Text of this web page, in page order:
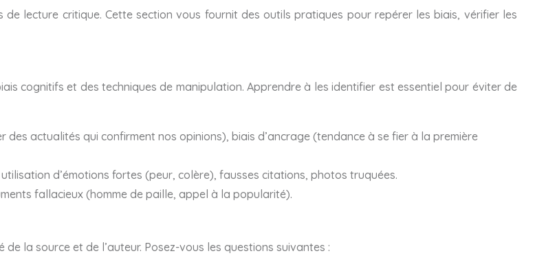
lecture critique. Cette section vous fournit des outils pratiques pour repérer les biais, vérifier les
cognitifs et des techniques de manipulation. Apprendre à les identifier est essentiel pour éviter de
des actualités qui confirment nos opinions), biais d’ancrage (tendance à se fier à la première
d’émotions fortes (peur, colère), fausses citations, photos truquées.
fallacieux (homme de paille, appel à la popularité).
la source et de l’auteur. Posez-vous les questions suivantes :